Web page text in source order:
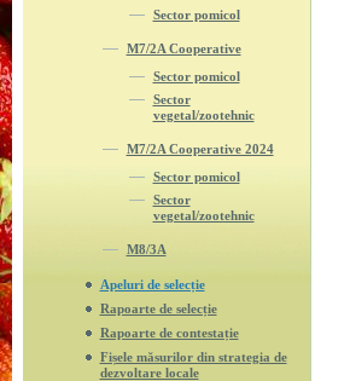
Sector pomicol
M7/2A Cooperative
Sector pomicol
Sector
vegetal/zootehnic
M7/2A Cooperative 2024
Sector pomicol
Sector
vegetal/zootehnic
M8/3A
Apeluri de selecție
Rapoarte de selecție
Rapoarte de contestație
Fișele măsurilor din strategia de
dezvoltare locale